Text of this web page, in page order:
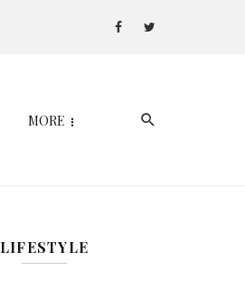
MORE
LIFESTYLE